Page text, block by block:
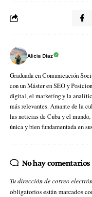
Alicia Díaz
Graduada en Comunicación
con un Máster en SEO y
digital, el marketing y la
más relevantes. Amante de la
las noticias de Cuba y el
única y bien fundamentada en
No hay comentarios
Tu dirección de correo
obligatorios están marcados